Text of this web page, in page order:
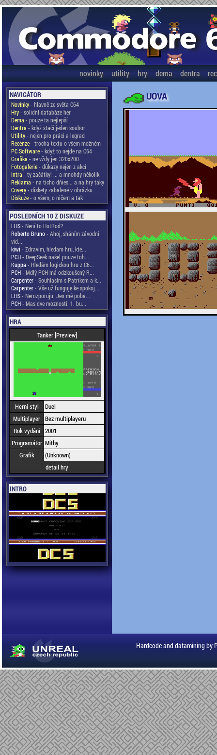
novinky utility hry dema dentra
NAVIGÁTOR
Novinky- hlavně ze světa C64
Hry- solidní databáze her
Dema - pouze ta nejlepší
Dentra - když stačí jeden soubor
Utility- nejen pro práci a legraci
Recenze- trocha textu o všem možném
PC Software- když to nejde na C64
Grafika - ne vždy jen 320x200
Fotogalerie- důkazy nejen z akcí
Intra - ty začátky! ... a mnohdy několik
Reklama - na ticho dňies .. a na hry taky
Covery- diskety zabalené v obrázku
Diskuze- o všem, o ničem a tak
POSLEDNÍCH 10 Z DISKUZE
LHS- Není to HotRod?
Roberto Bruno- Ahoj, sháním závodní
vid...
kiwi - Zdravim, hledam hru, kte...
PCH- DeepSeek našel pouze toh...
Kuppa - Hledám logickou hru z C6...
PCH- Mdlý PCH má odzkoušený R...
Carpenter- Souhlasím s Patrikem a k...
Carpenter- Vše už funguje ke spokoj...
LHS- Nerozporuju. Jen mě poba...
PCH- Mas dve moznosti. 1. bu...
HRA
Tanker [Preview]
Herní styl
Duel
Multiplayer Bez multiplayeru
Rok vydání 2001
Programátor Mithy
Grafik
(Unknown)
detail hry
INTRO
UOVA
Hardcode and datamining by